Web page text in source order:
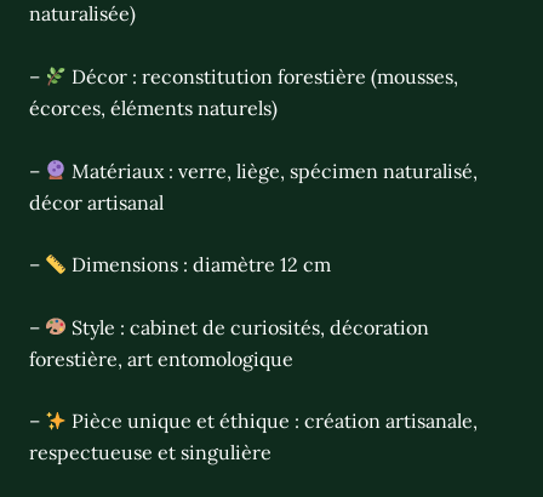
naturalisée)
–
Décor : reconstitution forestière (mousses,
écorces, éléments naturels)
–
Matériaux : verre, liège, spécimen naturalisé,
décor artisanal
– Dimensions : diamètre 12 cm
–
Style : cabinet de curiosités, décoration
forestière, art entomologique
–
Pièce unique et éthique : création artisanale,
respectueuse et singulière